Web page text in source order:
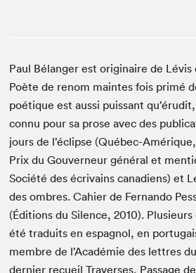
Paul Bélanger est originaire de
Poète de renom maintes fois primé
poétique est aussi puissant
connu pour sa prose avec des
jours de l’éclipse (Québec-
Prix du Gouverneur général et
Société des écrivains canadiens) et
des ombres. Cahier de Fernando
(Éditions du Silence, 2010).
été traduits en espagnol, en
membre de l’Académie des lettres
dernier recueil Traverses, Passage